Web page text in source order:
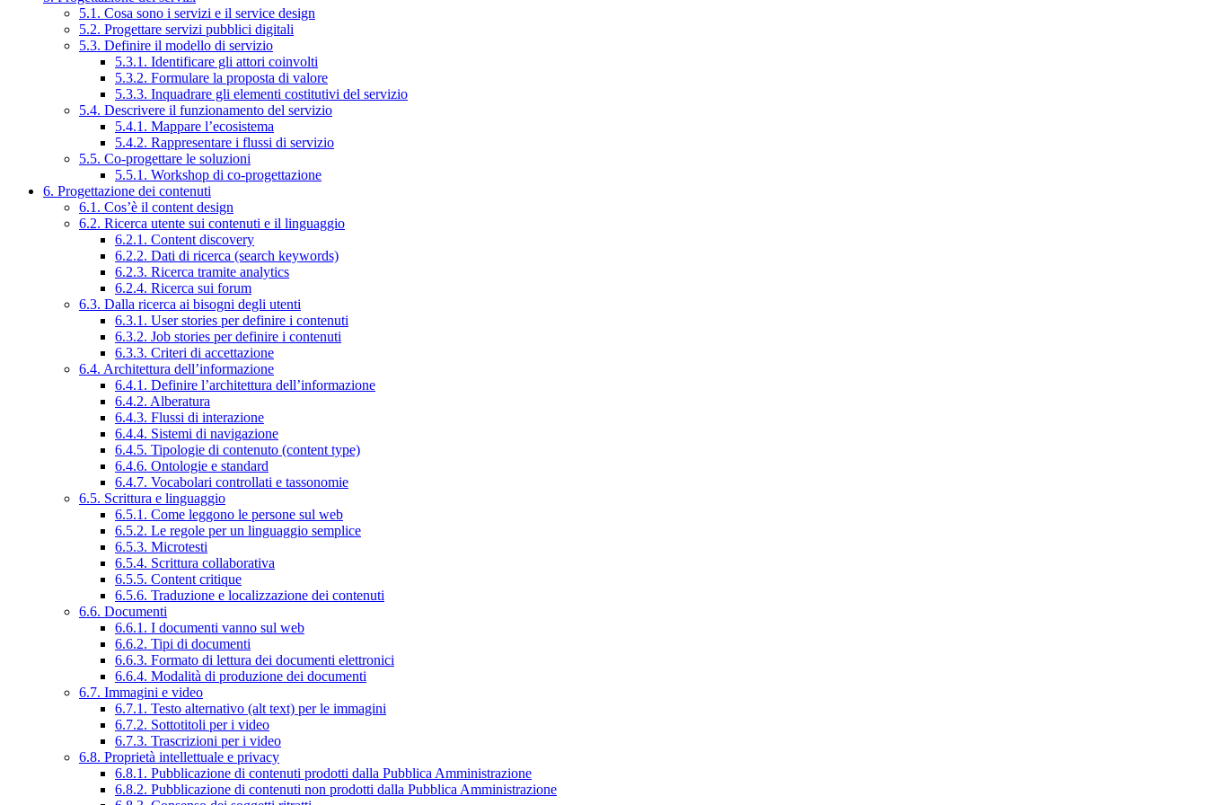
5.1. Cosa sono i servizi e il service design
5.2. Progettare servizi pubblici digitali
5.3. Definire il modello di servizio
5.3.1. Identificare gli attori coinvolti
5.3.2. Formulare la proposta di valore
5.3.3. Inquadrare gli elementi costitutivi del servizio
5.4. Descrivere il funzionamento del servizio
5.4.1. Mappare l’ecosistema
5.4.2. Rappresentare i flussi di servizio
5.5. Co-progettare le soluzioni
5.5.1. Workshop di co-progettazione
6. Progettazione dei contenuti
6.1. Cos’è il content design
6.2. Ricerca utente sui contenuti e il linguaggio
6.2.1. Content discovery
6.2.2. Dati di ricerca (search keywords)
6.2.3. Ricerca tramite analytics
6.2.4. Ricerca sui forum
6.3. Dalla ricerca ai bisogni degli utenti
6.3.1. User stories per definire i contenuti
6.3.2. Job stories per definire i contenuti
6.3.3. Criteri di accettazione
6.4. Architettura dell’informazione
6.4.1. Definire l’architettura dell’informazione
6.4.2. Alberatura
6.4.3. Flussi di interazione
6.4.4. Sistemi di navigazione
6.4.5. Tipologie di contenuto (content type)
6.4.6. Ontologie e standard
6.4.7. Vocabolari controllati e tassonomie
6.5. Scrittura e linguaggio
6.5.1. Come leggono le persone sul web
6.5.2. Le regole per un linguaggio semplice
6.5.3. Microtesti
6.5.4. Scrittura collaborativa
6.5.5. Content critique
6.5.6. Traduzione e localizzazione dei contenuti
6.6. Documenti
6.6.1. I documenti vanno sul web
6.6.2. Tipi di documenti
6.6.3. Formato di lettura dei documenti elettronici
6.6.4. Modalità di produzione dei documenti
6.7. Immagini e video
6.7.1. Testo alternativo (alt text) per le immagini
6.7.2. Sottotitoli per i video
6.7.3. Trascrizioni per i video
6.8. Proprietà intellettuale e privacy
6.8.1. Pubblicazione di contenuti prodotti dalla Pubblica Amministrazione
6.8.2. Pubblicazione di contenuti non prodotti dalla Pubblica Amministrazione